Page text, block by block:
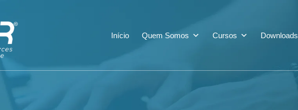
Início Quem Somos Cursos Downloads
Benefício de Veículo